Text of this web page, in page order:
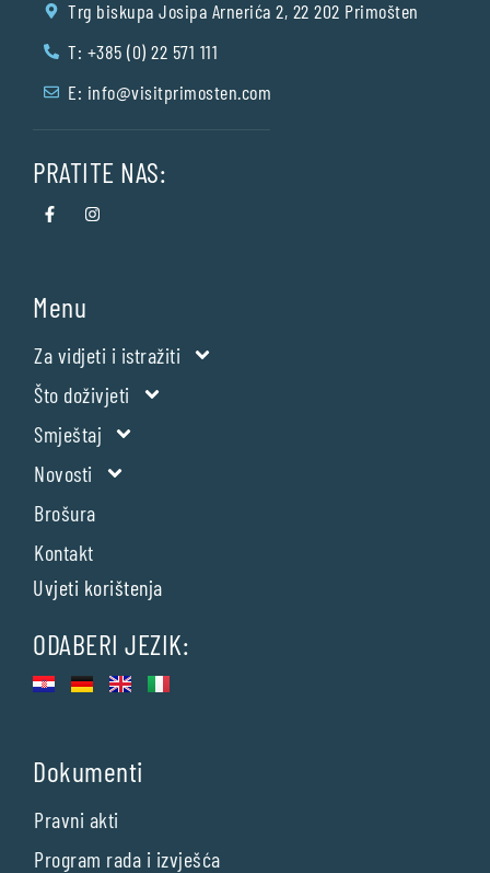
Trg biskupa Josipa Arnerića 2, 22 202 Primošten
T: +385 (0) 22 571 111
E: info@visitprimosten.com
PRATITE NAS:
Menu
Za vidjeti i istražiti
Što doživjeti
Smještaj
Novosti
Brošura
Kontakt
Uvjeti korištenja
ODABERI JEZIK:
Dokumenti
Pravni akti
Program rada i izvješća